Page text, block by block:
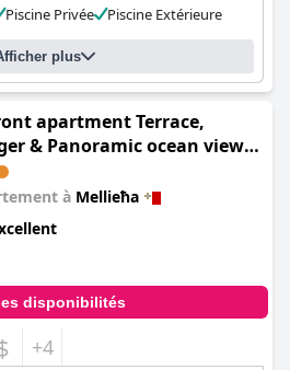
Piscine Privée Piscine Extérieure
plus
apartment Terrace,
& Panoramic ocean views
Apart Sun Terrace,
& Panoramic Ocean
à Mellieħa
disponibilités
+4